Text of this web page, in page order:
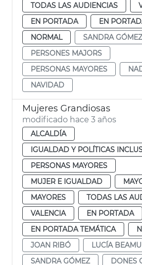
TODAS LAS AUDIENCIAS
EN PORTADA
EN
NORMAL
SANDRA GÓMEZ
PERSONES MAJORS
PERSONAS MAYORES
NAVIDAD
Mujeres Grandiosas
modificado hace 3 años
ALCALDÍA
IGUALDAD Y POLÍTICAS
PERSONAS MAYORES
MUJER E IGUALDAD
MAYORES
TODAS LAS
VALENCIA
EN PORTADA
EN PORTADA TEMÁTICA
JOAN RIBÓ
LUCÍA
SANDRA GÓMEZ
DONES